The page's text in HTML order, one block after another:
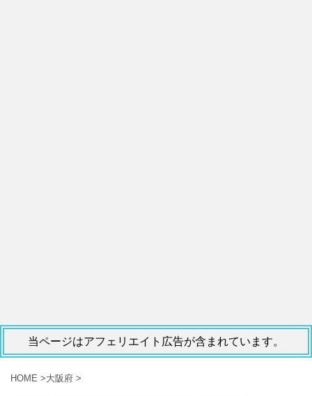
当ページはアフェリエイト広告が含まれています。
HOME >大阪府 >